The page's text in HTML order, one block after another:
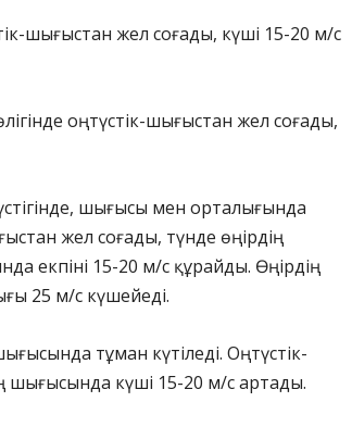
шығыстан жел соғады, күші 15-20 м/с
оңтүстік-шығыстан жел соғады,
шығысы мен орталығында
жел соғады, түнде өңірдің
екпіні 15-20 м/с құрайды. Өңірдің
25 м/с күшейеді.
тұман күтіледі. Оңтүстік-
шығысында күші 15-20 м/с артады.